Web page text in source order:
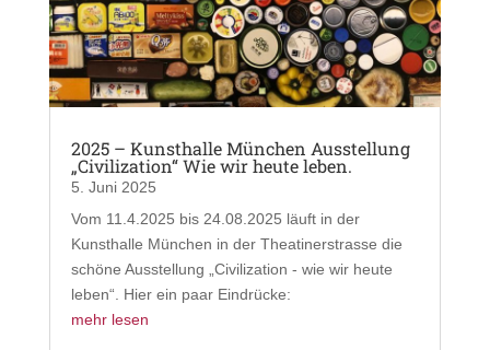
2025 – Kunsthalle München Ausstellung
„Civilization“ Wie wir heute leben.
5. Juni 2025
Vom 11.4.2025 bis 24.08.2025 läuft in der
Kunsthalle München in der Theatinerstrasse die
schöne Ausstellung „Civilization - wie wir heute
leben“. Hier ein paar Eindrücke:
mehr lesen